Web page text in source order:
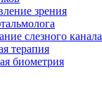
зрения
слезного канала
терапия
биометрия